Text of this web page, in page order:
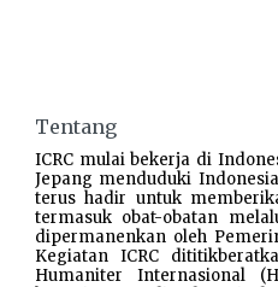
Tentang
ICRC mulai bekerja di
Jepang menduduki
terus hadir untuk
termasuk obat-obatan
dipermanenkan oleh
Kegiatan ICRC
Humaniter Internasional